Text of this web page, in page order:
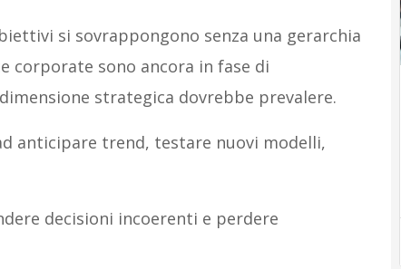
si sovrappongono senza una gerarchia
corporate sono ancora in fase di
strategica dovrebbe prevalere.
anticipare trend, testare nuovi modelli,
decisioni incoerenti e perdere